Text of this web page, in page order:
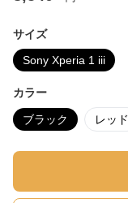
サイズ
Sony Xperia 1 iii
カラー
ブラック レッド